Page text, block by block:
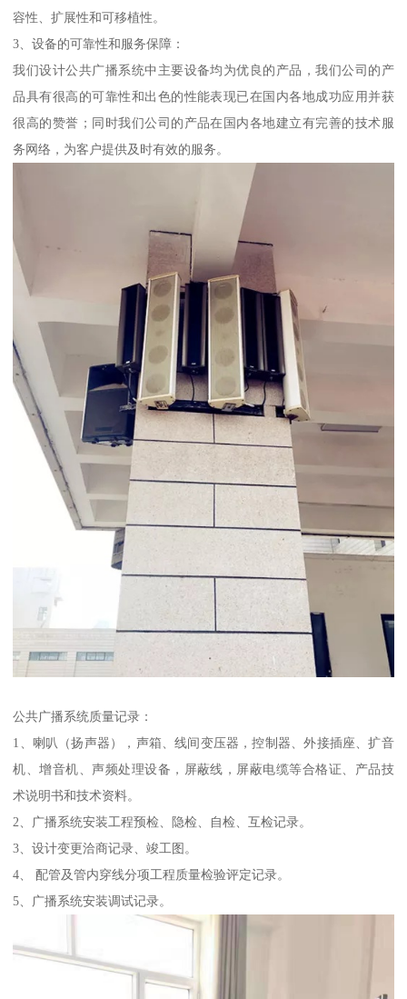
容性、扩展性和可移植性。
3、设备的可靠性和服务保障：
我们设计公共广播系统中主要设备均为优良的产品，我们公司的产
品具有很高的可靠性和出色的性能表现已在国内各地成功应用并获
很高的赞誉；同时我们公司的产品在国内各地建立有完善的技术服
务网络，为客户提供及时有效的服务。
公共广播系统质量记录：
1、喇叭（扬声器），声箱、线间变压器，控制器、外接插座、扩音
机、增音机、声频处理设备，屏蔽线，屏蔽电缆等合格证、产品技
术说明书和技术资料。
2、广播系统安装工程预检、隐检、自检、互检记录。
3、设计变更洽商记录、竣工图。
4、 配管及管内穿线分项工程质量检验评定记录。
5、广播系统安装调试记录。